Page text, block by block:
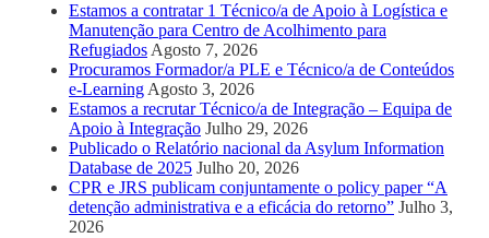
Estamos a contratar 1 Técnico/a de Apoio à Logística e
Manutenção para Centro de Acolhimento para
RefugiadosAgosto 7, 2026
Procuramos Formador/a PLE e Técnico/a de Conteúdos
e-LearningAgosto 3, 2026
Estamos a recrutar Técnico/a de Integração – Equipa de
Apoio à Integração Julho 29, 2026
Publicado o Relatório nacional da Asylum Information
Database de 2025 Julho 20, 2026
CPR e JRS publicam conjuntamente o policy paper “A
detenção administrativa e a eficácia do retorno” Julho 3,
2026